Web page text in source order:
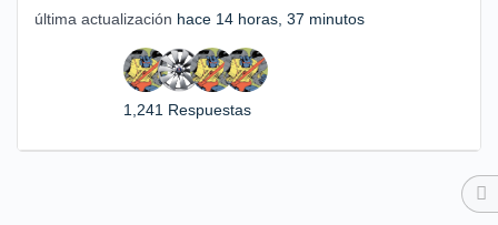
última actualización hace 14 horas, 37 minutos
1,241 Respuestas